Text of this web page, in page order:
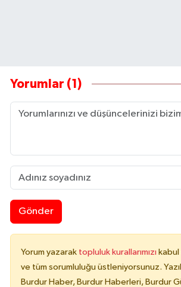
Yorumlar (1)
Gönder
Yorum yazarak topluluk kurallarımızı kabul
ve tüm sorumluluğu üstleniyorsunuz.
Burdur Haber, Burdur Haberleri, Burdur